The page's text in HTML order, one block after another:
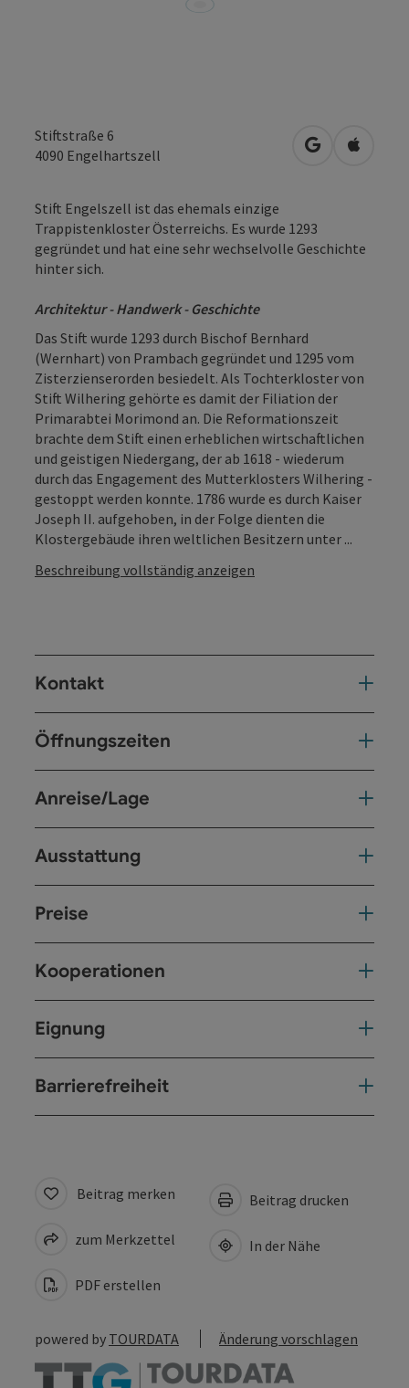
Stiftstraße 6
4090 Engelhartszell in Google
in
Stift Engelszell ist das ehemals einzige
Trappistenkloster Österreichs. Es wurde 1293
gegründet und hat eine sehr wechselvolle Geschichte
hinter sich.
Architektur - Handwerk - Geschichte
Das Stift wurde 1293 durch Bischof Bernhard
(Wernhart) von Prambach gegründet und 1295 vom
Zisterzienserorden besiedelt. Als Tochterkloster von
Stift Wilhering gehörte es damit der Filiation der
Primarabtei Morimond an. Die Reformationszeit
brachte dem Stift einen erheblichen wirtschaftlichen
und geistigen Niedergang, der ab 1618 - wiederum
durch das Engagement des Mutterklosters Wilhering -
gestoppt werden konnte. 1786 wurde es durch Kaiser
Joseph II. aufgehoben, in der Folge dienten die
Klostergebäude ihren weltlichen Besitzern unter ...
Beschreibung vollständig anzeigen
Kontakt
Öffnungszeiten
Anreise/Lage
Ausstattung
Preise
Kooperationen
Eignung
Barrierefreiheit
Beitrag merken
zum Merkzettel
PDF erstellen
Beitrag drucken
In der Nähe
powered by TOURDATA Änderung vorschlagen